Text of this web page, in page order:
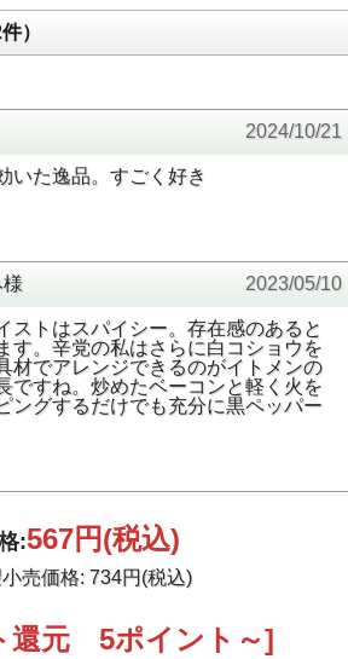
）
2024/10/21
いた逸品。すごく好き
2023/05/10
ストはスパイシー。存在感のあると
す。辛党の私はさらに白コショウを
材でアレンジできるのがイトメンの
ですね。炒めたベーコンと軽く火を
ングするだけでも充分に黒ペッパー
:567円(税込)
売価格: 734円(税込)
還元 5ポイント～]